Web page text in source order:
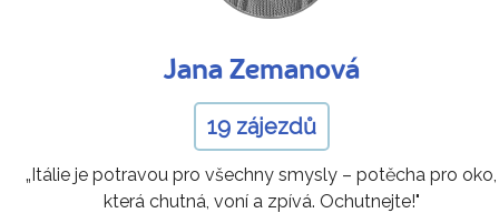
Jana Zemanová
19 zájezdů
„Itálie je potravou pro všechny smysly – potěcha pro oko,
která chutná, voní a zpívá. Ochutnejte!"